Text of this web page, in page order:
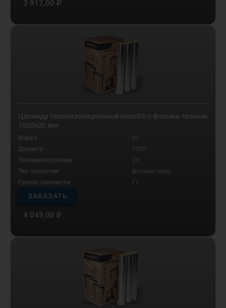
3 917,00 ₽
Цилиндр теплоизоляционный Isoroll® с фольма-тканью
1020х20 мм
Марка
80
Диаметр
1020
Толщина изоляции
20
Тип покрытия
фольма-ткань
Группа горючести
Г1
ЗАКАЗАТЬ
4 049,00 ₽